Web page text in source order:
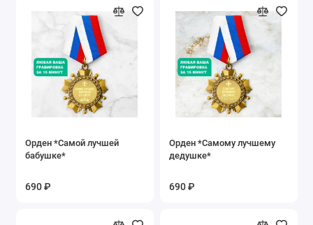
Орден *Самой лучшей
бабушке*
690 ₽
Орден *Самому лучшему
дедушке*
690 ₽